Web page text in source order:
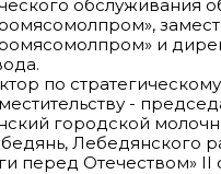
обслуживания
и
по
-
городской
Лебедянского
перед Отечеством» II